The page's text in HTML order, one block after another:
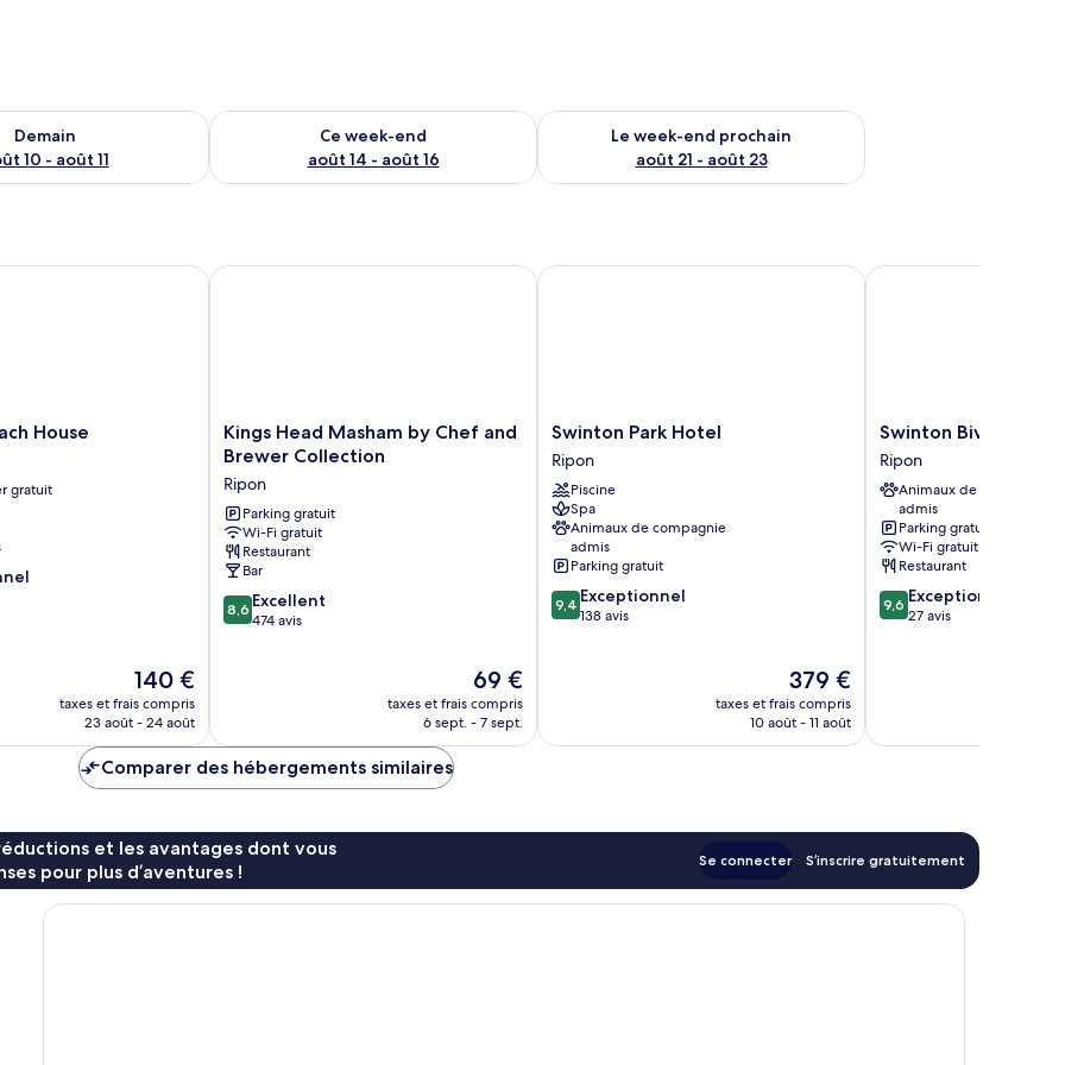
Demain
10 - août 11
pour demain août 10 - août 11
Ce week-end
août 14 - août 16
Vérifier la disponibilité pour ce week-end août 14 - août 16
Le week-end prochain
août 21 - août 23
Vérifier la disponibilité pour le week-end prochain août 21 -
House
gratuit
Le
nouveau
prix
de
140 €
140 €
taxes et frais compris
23 août - 24 août
Kings
Head
by
Chef
and
Brewer
Collection
Ripon
Kings Head Masham by Chef and
Brewer Collection
Ripon
Parking gratuit
Wi-Fi gratuit
Restaurant
Bar
8.6
sur
8,6 Excellent
474 avis
Le
nouveau
prix
69 €
taxes et frais compris
6 sept. - 7 sept.
Kings Head Masham by Chef and Brewer Collection
Swinton
Park
Hotel
Ripon
Swinton Park Hotel
Ripon
Piscine
Spa
Animaux de compagnie
admis
Parking gratuit
9.4
sur
9,4 Exceptionnel
138 avis
Le
nouveau
prix
379 €
taxes et frais compris
10 août - 11 août
Swinton Park Hotel
Swinton
Bivouac
Ripon
Swinton Bivouac
Ripon
Animaux de compagnie
admis
Parking gratuit
Wi-Fi gratuit
Restaurant
9.6
sur
9,6 Exceptionnel
27 avis
Swinton Bivouac
Comparer des hébergements similaires
et les avantages dont vous
pour plus d’aventures !
Se connecter S’inscrire gratuitement